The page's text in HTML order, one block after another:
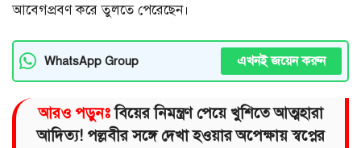
আবেগপ্রবণ করে তুলতে পেরেছেন।
WhatsApp Group এখনই জয়েন করুন
আরও পড়ুনঃবিয়ের নিমন্ত্রণ পেয়ে খুশিতে আত্মহারা
আদিত্য! পল্লবীর সঙ্গে দেখা হওয়ার অপেক্ষায় স্বপ্নের